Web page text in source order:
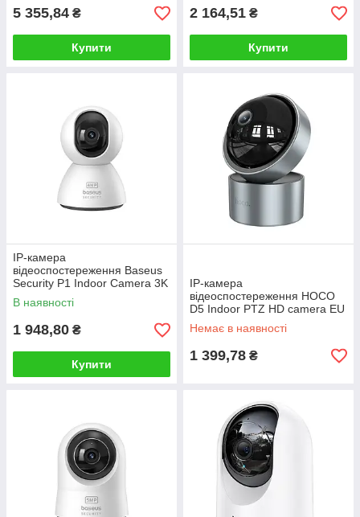
5 355,84 ₴
Купити
2 164,51 ₴
Купити
IP-камера
відеоспостереження Baseus
Security P1 Indoor Camera 3K
White EU
В наявності
1 948,80 ₴
Купити
IP-камера
відеоспостереження HOCO
D5 Indoor PTZ HD camera EU
Немає в наявності
1 399,78 ₴